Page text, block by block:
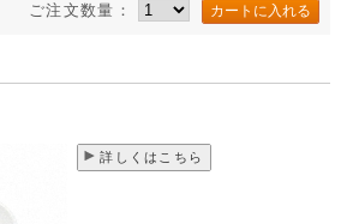
ご注文数量：
詳しくはこちら